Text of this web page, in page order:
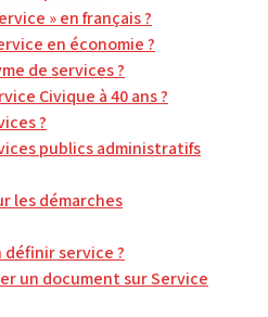
» en français ?
en économie ?
de services ?
Civique à 40 ans ?
?
publics administratifs
les démarches
service ?
un document sur Service